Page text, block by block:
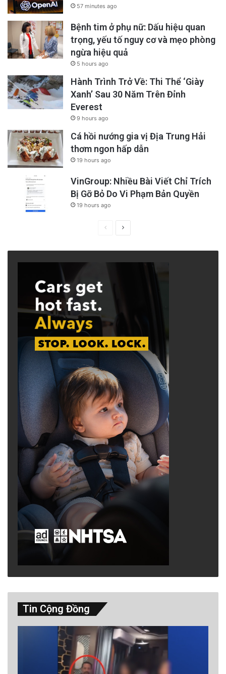
57 minutes ago
Bệnh tim ở phụ nữ: Dấu hiệu quan
trọng, yếu tố nguy cơ và mẹo phòng
ngừa hiệu quả
5 hours ago
Hành Trình Trở Về: Thi Thể ‘Giày
Xanh’ Sau 30 Năm Trên Đỉnh
Everest
9 hours ago
Cá hồi nướng gia vị Địa Trung Hải
thơm ngon hấp dẫn
19 hours ago
VinGroup: Nhiều Bài Viết Chỉ Trích
Bị Gỡ Bỏ Do Vi Phạm Bản Quyền
19 hours ago
PreviousNext
Tin Cộng Đồng